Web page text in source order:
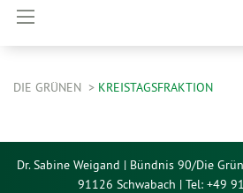
DIE GRÜNEN KREISTAGSFRAKTION
Dr. Sabine Weigand | Bündnis 90/Die
91126 Schwabach | Tel: +49